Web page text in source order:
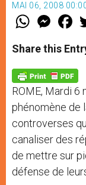
MAI 06, 2008
W
t
s
p
p
M
e
s
e
g
e
r
F
a
e
b
o
k
Share this
ROME, Mardi 6
phénomène de
controverses
canaliser des
de mettre sur
défense de